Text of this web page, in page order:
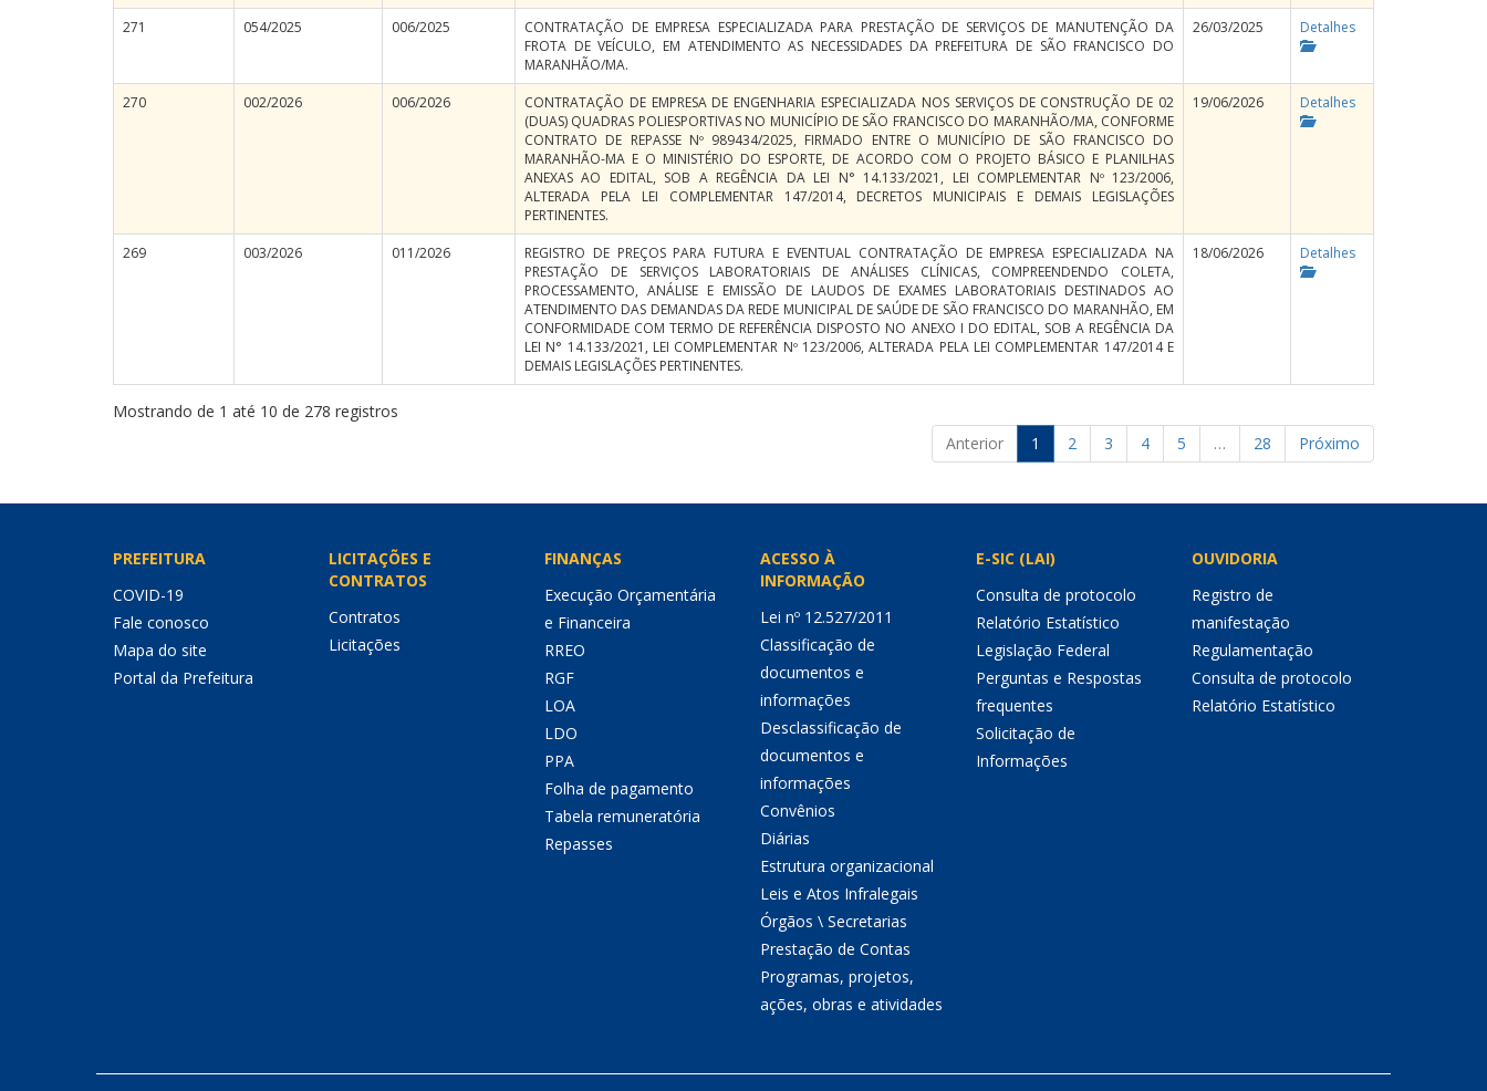
271 054/2025 006/2025
CONTRATAÇÃO DE EMPRESA ESPECIALIZADA PARA PRESTAÇÃO DE SERVIÇOS DE MANUTENÇÃO DA
FROTA DE VEÍCULO, EM ATENDIMENTO AS NECESSIDADES DA PREFEITURA DE SÃO FRANCISCO DO
MARANHÃO/MA.
26/03/2025 Detalhes
270 002/2026 006/2026
CONTRATAÇÃO DE EMPRESA DE ENGENHARIA ESPECIALIZADA NOS SERVIÇOS DE CONSTRUÇÃO DE 02
(DUAS) QUADRAS POLIESPORTIVAS NO MUNICÍPIO DE SÃO FRANCISCO DO MARANHÃO/MA, CONFORME
CONTRATO DE REPASSE Nº 989434/2025, FIRMADO ENTRE O MUNICÍPIO DE SÃO FRANCISCO DO
MARANHÃO-MA E O MINISTÉRIO DO ESPORTE, DE ACORDO COM O PROJETO BÁSICO E PLANILHAS
ANEXAS AO EDITAL, SOB A REGÊNCIA DA LEI N° 14.133/2021, LEI COMPLEMENTAR Nº 123/2006,
ALTERADA PELA LEI COMPLEMENTAR 147/2014, DECRETOS MUNICIPAIS E DEMAIS LEGISLAÇÕES
PERTINENTES.
19/06/2026 Detalhes
269 003/2026 011/2026
REGISTRO DE PREÇOS PARA FUTURA E EVENTUAL CONTRATAÇÃO DE EMPRESA ESPECIALIZADA NA
PRESTAÇÃO DE SERVIÇOS LABORATORIAIS DE ANÁLISES CLÍNICAS, COMPREENDENDO COLETA,
PROCESSAMENTO, ANÁLISE E EMISSÃO DE LAUDOS DE EXAMES LABORATORIAIS DESTINADOS AO
ATENDIMENTO DAS DEMANDAS DA REDE MUNICIPAL DE SAÚDE DE SÃO FRANCISCO DO MARANHÃO, EM
CONFORMIDADE COM TERMO DE REFERÊNCIA DISPOSTO NO ANEXO I DO EDITAL, SOB A REGÊNCIA DA
LEI N° 14.133/2021, LEI COMPLEMENTAR Nº 123/2006, ALTERADA PELA LEI COMPLEMENTAR 147/2014 E
DEMAIS LEGISLAÇÕES PERTINENTES.
18/06/2026 Detalhes
Mostrando de 1 até 10 de 278 registros
Anterior
1 2 3 4 5 … 28 Próximo
PREFEITURA
COVID-19
Fale conosco
Mapa do site
Portal da Prefeitura
LICITAÇÕES E
CONTRATOS
Contratos
Licitações
FINANÇAS
Execução Orçamentária
e Financeira
RREO
RGF
LOA
LDO
PPA
Folha de pagamento
Tabela remuneratória
Repasses
ACESSO À
INFORMAÇÃO
Lei nº 12.527/2011
Classificação de
documentos e
informações
Desclassificação de
documentos e
informações
Convênios
Diárias
Estrutura organizacional
Leis e Atos Infralegais
Órgãos \ Secretarias
Prestação de Contas
Programas, projetos,
ações, obras e atividades
E-SIC (LAI)
Consulta de protocolo
Relatório Estatístico
Legislação Federal
Perguntas e Respostas
frequentes
Solicitação de
Informações
OUVIDORIA
Registro de
manifestação
Regulamentação
Consulta de protocolo
Relatório Estatístico